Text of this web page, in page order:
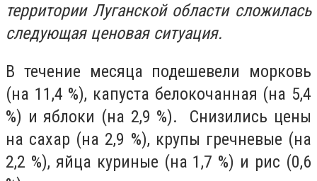
территории Луганской области сложилась
следующая ценовая ситуация.
В течение месяца подешевели морковь
(на 11,4 %), капуста белокочанная (на 5,4
%) и яблоки (на 2,9 %). Снизились цены
на сахар (на 2,9 %), крупы гречневые (на
2,2 %), яйца куриные (на 1,7 %) и рис (0,6